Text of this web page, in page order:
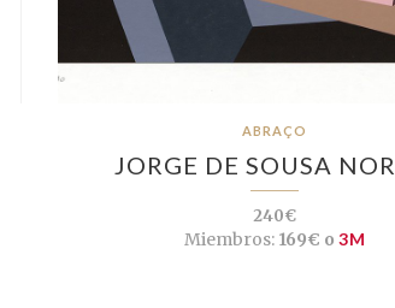
ABRAÇO
JORGE DE SOUSA
240€
Miembros:169€ o 3M